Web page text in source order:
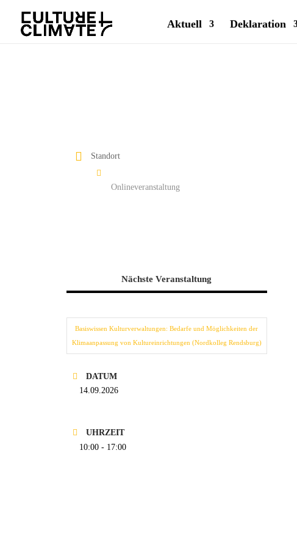
Aktuell Deklaration
Standort
Onlineveranstaltung
Nächste Veranstaltung
Basiswissen Kulturverwaltungen: Bedarfe und Möglichkeiten der
Klimaanpassung von Kultureinrichtungen (Nordkolleg Rendsburg)
DATUM
14.09.2026
UHRZEIT
10:00 - 17:00